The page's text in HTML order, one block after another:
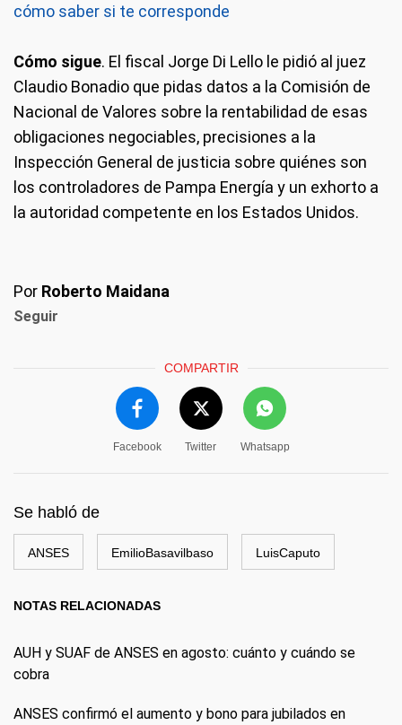
cómo saber si te corresponde
Cómo sigue. El fiscal Jorge Di Lello le pidió al juez
Claudio Bonadio que pidas datos a la Comisión de
Nacional de Valores sobre la rentabilidad de esas
obligaciones negociables, precisiones a la
Inspección General de justicia sobre quiénes son
los controladores de Pampa Energía y un exhorto a
la autoridad competente en los Estados Unidos.
Por Roberto Maidana
Seguir
COMPARTIR
Facebook Twitter Whatsapp
Se habló de
ANSES EmilioBasavilbaso LuisCaputo
NOTAS RELACIONADAS
AUH y SUAF de ANSES en agosto: cuánto y cuándo se
cobra
ANSES confirmó el aumento y bono para jubilados en